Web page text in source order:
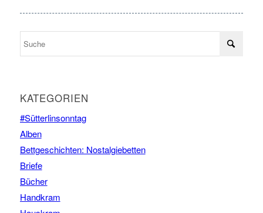
KATEGORIEN
#Sütterlinsonntag
Alben
Bettgeschichten: Nostalgiebetten
Briefe
Bücher
Handkram